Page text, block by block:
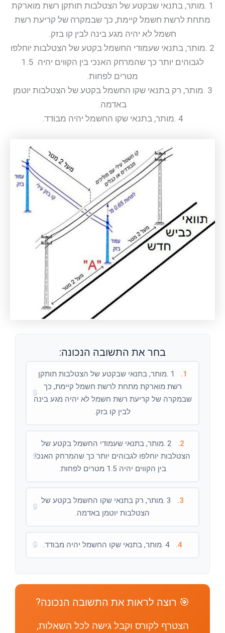
1 .מותר, בתנאי שבקטע של הצטלבות תותקן רשת מוארקת
מתחת לרשת חשמל קיימת, כך שבמקרה של קריעת רשת
חשמל לא יהיה מגע בינה לבין קו בזק.
2 .מותר, בתנאי שעמודי החשמל בקטע של הצטלבות יוחלפו
לגבוהים יותר כך שהמרחק האנכי בין הקווים יהיה 1.5
מטרים לפחות.
3 .מותר, רק בתנאי שקו החשמל בקטע של הצטלבות יוטמן
באדמה.
4 .מותר, בתנאי שקו החשמל יהיה מבודד.
בחר את התשובה הנכונה:
1.
1 .מותר, בתנאי שבקטע של הצטלבות תותקן
רשת מוארקת מתחת לרשת חשמל קיימת, כך
שבמקרה של קריעת רשת חשמל לא יהיה מגע בינה
לבין קו בזק.
🔒
2.
2 .מותר, בתנאי שעמודי החשמל בקטע של
הצטלבות יוחלפו לגבוהים יותר כך שהמרחק האנכי
בין הקווים יהיה 1.5 מטרים לפחות.
🔒
3.
3 .מותר, רק בתנאי שקו החשמל בקטע של
הצטלבות יוטמן באדמה.
🔒
4. 4 .מותר, בתנאי שקו החשמל יהיה מבודד. 🔒
🎯 רוצה לראות את התשובה הנכונה?
הצטרף לקורס וקבל גישה לכל השאלות,